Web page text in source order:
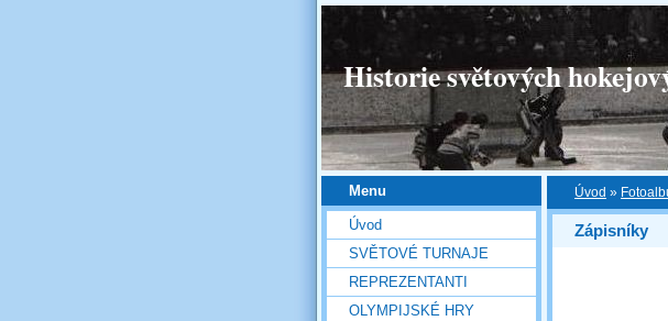
Historie světových
Úvod »
Zápisníky
Menu
Úvod
SVĚTOVÉ TURNAJE
REPREZENTANTI
OLYMPIJSKÉ HRY